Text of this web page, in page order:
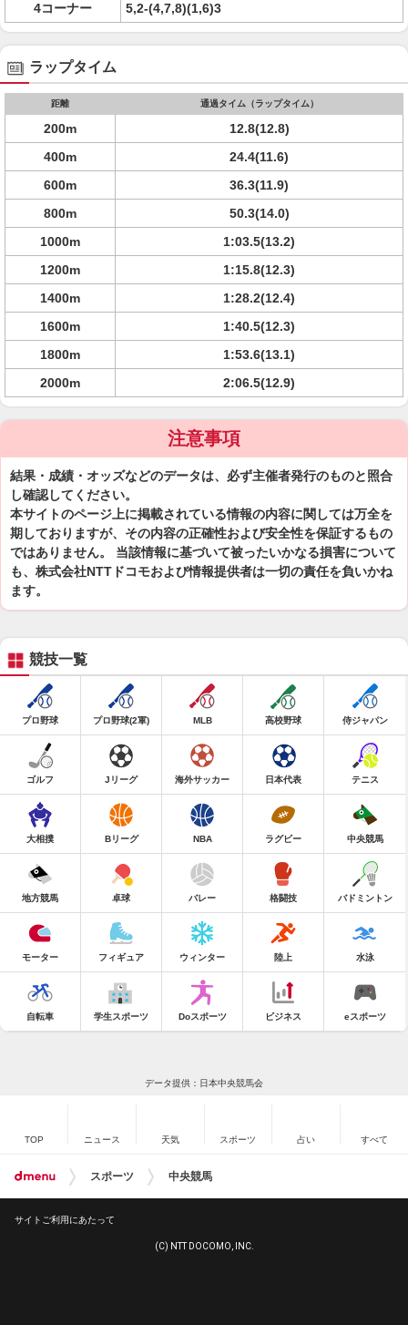
4コーナー
5,2-(4,7,8)(1,6)3
ラップタイム
距離 通過タイム（ラップタイム）
200m
12.8(12.8)
400m
24.4(11.6)
600m
36.3(11.9)
800m
50.3(14.0)
1000m
1:03.5(13.2)
1200m
1:15.8(12.3)
1400m
1:28.2(12.4)
1600m
1:40.5(12.3)
1800m
1:53.6(13.1)
2000m
2:06.5(12.9)
注意事項
結果・成績・オッズなどのデータは、必ず主催者発行のものと照合
し確認してください。
本サイトのページ上に掲載されている情報の内容に関しては万全を
期しておりますが、その内容の正確性および安全性を保証するもの
ではありません。 当該情報に基づいて被ったいかなる損害について
も、株式会社NTTドコモおよび情報提供者は一切の責任を負いかね
ます。
競技一覧
プロ野球 プロ野球(2軍) MLB 高校野球 侍ジャパン
ゴルフ Jリーグ 海外サッカー 日本代表 テニス
大相撲 Bリーグ NBA ラグビー 中央競馬
地方競馬 卓球 バレー 格闘技 バドミントン
モーター フィギュア ウィンター 陸上 水泳
自転車 学生スポーツ Doスポーツ ビジネス eスポーツ
データ提供：日本中央競馬会
TOP ニュース 天気 スポーツ 占い すべて
スポーツ 中央競馬
サイトご利用にあたって
(C) NTT DOCOMO, INC.